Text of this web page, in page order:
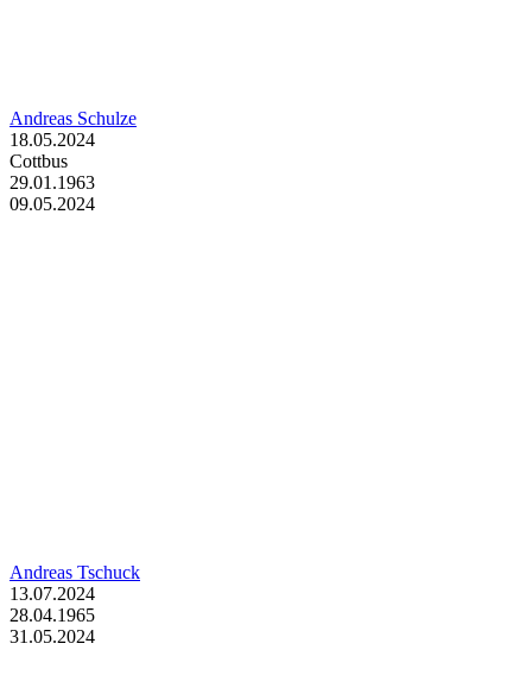
Andreas Schulze
18.05.2024
Cottbus
29.01.1963
09.05.2024
Andreas Tschuck
13.07.2024
28.04.1965
31.05.2024